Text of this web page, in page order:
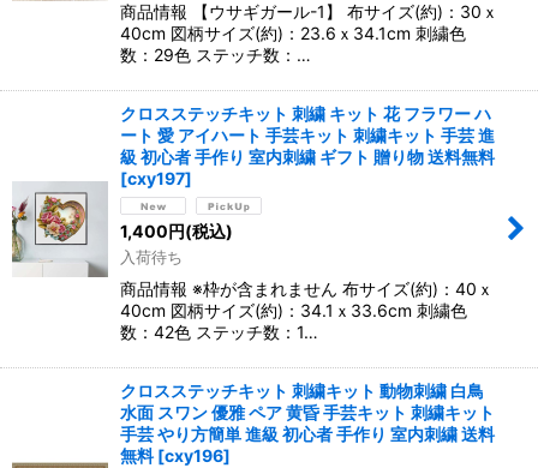
商品情報 【ウサギガール-1】 布サイズ(約)：30ｘ
40cm 図柄サイズ(約)：23.6ｘ34.1cm 刺繍色
数：29色 ステッチ数：…
クロスステッチキット 刺繍 キット 花 フラワー ハ
ート 愛 アイハート 手芸キット 刺繍キット 手芸 進
級 初心者 手作り 室内刺繍 ギフト 贈り物 送料無料
[cxy197]
1,400円(税込)
入荷待ち
商品情報 ※枠が含まれません 布サイズ(約)：40ｘ
40cm 図柄サイズ(約)：34.1ｘ33.6cm 刺繍色
数：42色 ステッチ数：1…
クロスステッチキット 刺繍キット 動物刺繍 白鳥
水面 スワン 優雅 ペア 黄昏 手芸キット 刺繍キット
手芸 やり方簡単 進級 初心者 手作り 室内刺繍 送料
無料 [cxy196]